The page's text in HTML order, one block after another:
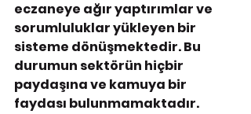
eczaneye ağır yaptırımlar ve
sorumluluklar yükleyen bir
sisteme dönüşmektedir. Bu
durumun sektörün hiçbir
paydaşına ve kamuya bir
faydası bulunmamaktadır.